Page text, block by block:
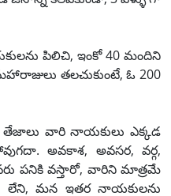
పిలిచి, ఇంకో 40 మందిని
తలచుకుంటే, ఓ 200
తేజాలు వారి నాయకులు ఎక్కడ
అవకాశ, అవసర, వర్గ,
పనికి వస్తారో, వారిని మాత్రమే
లేని, మన ఇతర నాయకులను